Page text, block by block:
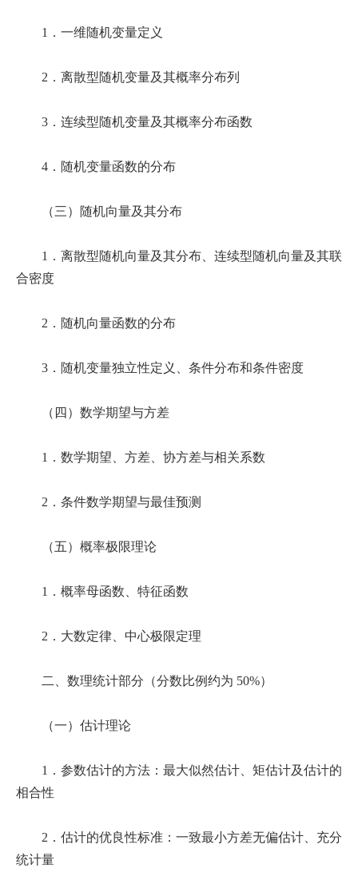
1．一维随机变量定义
2．离散型随机变量及其概率分布列
3．连续型随机变量及其概率分布函数
4．随机变量函数的分布
（三）随机向量及其分布
1．离散型随机向量及其分布、连续型随机向量及其联
合密度
2．随机向量函数的分布
3．随机变量独立性定义、条件分布和条件密度
（四）数学期望与方差
1．数学期望、方差、协方差与相关系数
2．条件数学期望与最佳预测
（五）概率极限理论
1．概率母函数、特征函数
2．大数定律、中心极限定理
二、数理统计部分（分数比例约为 50%）
（一）估计理论
1．参数估计的方法：最大似然估计、矩估计及估计的
相合性
2．估计的优良性标准：一致最小方差无偏估计、充分
统计量